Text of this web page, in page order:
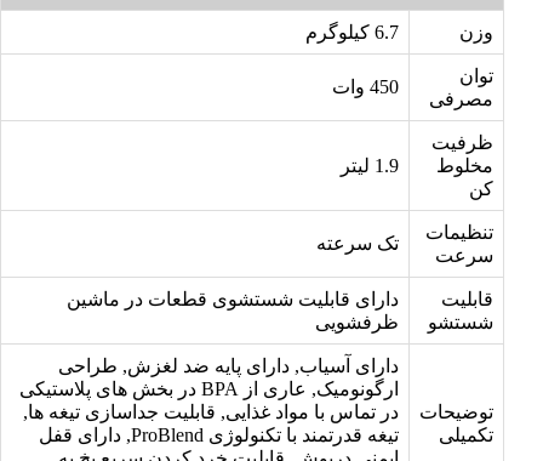
وزن 6.7 کیلوگرم
توان
مصرفی
450 وات
ظرفیت
مخلوط
کن
1.9 لیتر
تنظیمات
سرعت
تک سرعته
قابلیت
شستشو
دارای قابلیت شستشوی قطعات در ماشین
ظرفشویی
توضیحات
تکمیلی
دارای آسیاب, دارای پایه ضد لغزش, طراحی
ارگونومیک, عاری از BPA در بخش های پلاستیکی
در تماس با مواد غذایی, قابلیت جداسازی تیغه ها,
تیغه قدرتمند با تکنولوژی ProBlend, دارای قفل